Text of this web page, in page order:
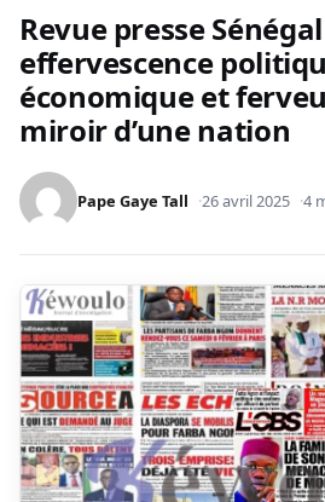
Revue presse
effervescence
économique et
miroir d’une nation
Pape Gaye Tall 26 avril 2025 4